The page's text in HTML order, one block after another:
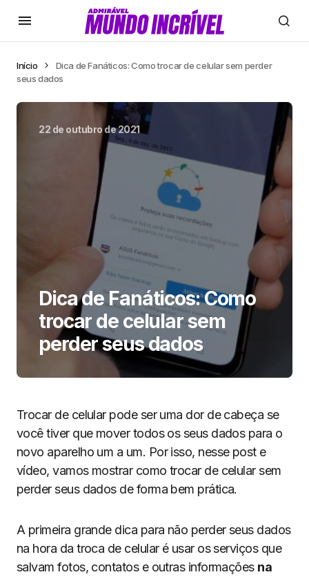
Início
Dica de Fanáticos: Como trocar de celular sem perder
seus dados
22 de outubro de 2021
Dica de Fanáticos: Como
trocar de celular sem
perder seus dados
Trocar de celular pode ser uma dor de cabeça se
você tiver que mover todos os seus dados para o
novo aparelho um a um. Por isso, nesse post e
vídeo, vamos mostrar como trocar de celular sem
perder seus dados de forma bem prática.
A primeira grande dica para não perder seus dados
na hora da troca de celular é usar os serviços que
salvam fotos, contatos e outras informações na